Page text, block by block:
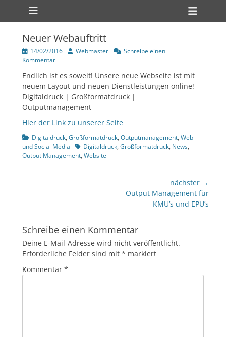
zum
Inhalt
Primärmenü
Neuer Webauftritt
Veröffentlicht
am
14/02/2016 Author
Webmaster
Schreibe einen
Kommentar
Endlich ist es soweit! Unsere neue Webseite ist mit
neuem Layout und neuen Dienstleistungen online!
Digitaldruck | Großformatdruck |
Outputmanagement
Hier der Link zu unserer Seite
Kategorien
Digitaldruck, Großformatdruck, Outputmanagement, Web
und Social Media
TagsDigitaldruck, Großformatdruck, News,
Output Management, Website
nächster →
nächster
Output Management für
KMU’s und EPU’s
Schreibe einen Kommentar
Deine E-Mail-Adresse wird nicht veröffentlicht.
Erforderliche Felder sind mit * markiert
Kommentar *